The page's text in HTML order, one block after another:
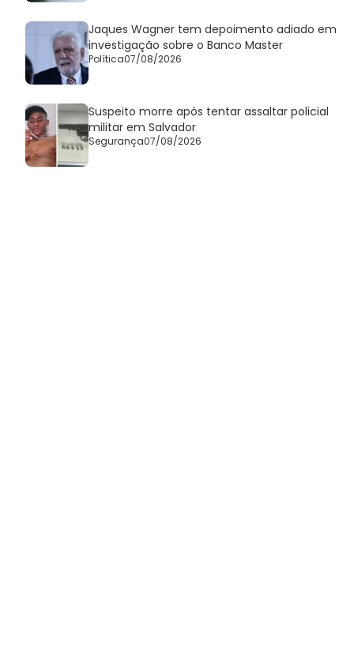
Jaques Wagner tem depoimento adiado em
investigação sobre o Banco Master
Política07/08/2026
Suspeito morre após tentar assaltar policial
militar em Salvador
Segurança07/08/2026